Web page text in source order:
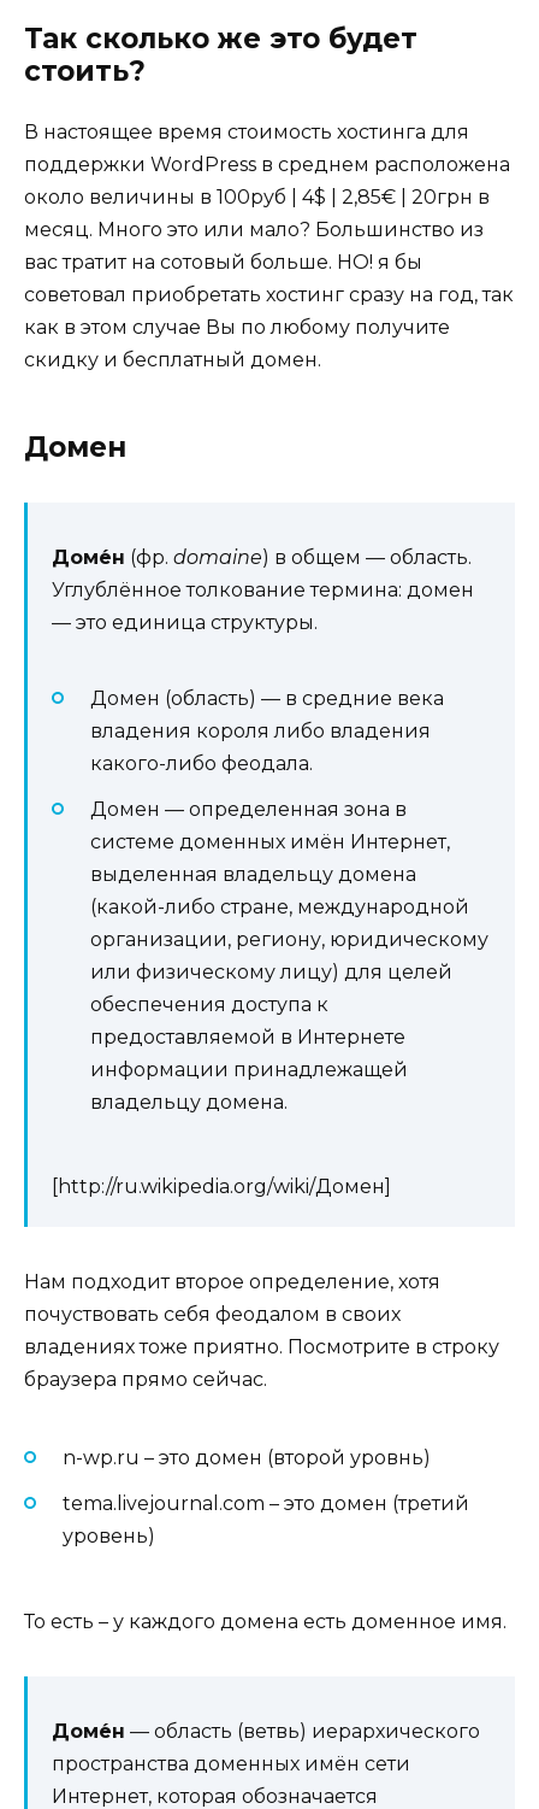
Так сколько же это будет
стоить?
В настоящее время стоимость хостинга для
поддержки WordPress в среднем расположена
около величины в 100руб | 4$ | 2,85€ | 20грн в
месяц. Много это или мало? Большинство из
вас тратит на сотовый больше. НО! я бы
советовал приобретать хостинг сразу на год, так
как в этом случае Вы по любому получите
скидку и бесплатный домен.
Домен
Доме́н (фр. domaine) в общем — область.
Углублённое толкование термина: домен
— это единица структуры.
Домен (область) — в средние века
владения короля либо владения
какого-либо феодала.
Домен — определенная зона в
системе доменных имён Интернет,
выделенная владельцу домена
(какой-либо стране, международной
организации, региону, юридическому
или физическому лицу) для целей
обеспечения доступа к
предоставляемой в Интернете
информации принадлежащей
владельцу домена.
[http://ru.wikipedia.org/wiki/Домен]
Нам подходит второе определение, хотя
почуствовать себя феодалом в своих
владениях тоже приятно. Посмотрите в строку
браузера прямо сейчас.
n-wp.ru – это домен (второй уровнь)
tema.livejournal.com – это домен (третий
уровень)
То есть – у каждого домена есть доменное имя.
Доме́н — область (ветвь) иерархического
пространства доменных имён сети
Интернет, которая обозначается